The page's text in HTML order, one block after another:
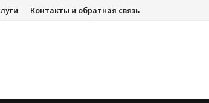
Контакты и обратная связь